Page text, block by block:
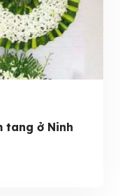
tang ở Ninh